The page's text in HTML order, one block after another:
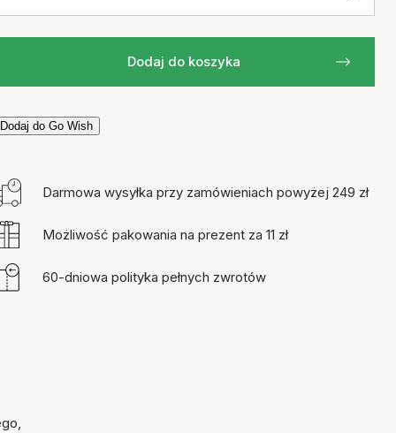
Dodaj do koszyka
Dodaj do Go Wish
Darmowa wysyłka przy zamówieniach powyżej 249 zł
Możliwość pakowania na prezent za 11 zł
60-dniowa polityka pełnych zwrotów